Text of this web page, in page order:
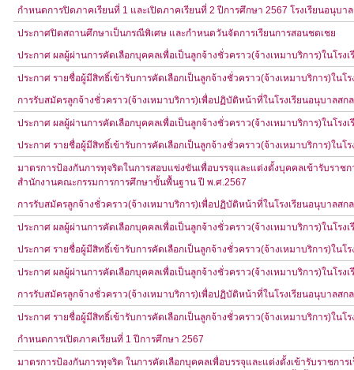
กำหนดการปิดภาคเรียนที่ 1 และเปิดภาคเรียนที่ 2 ปีการศึกษา 2567 โรงเรียนอนุบา
ประกาศปิดสถานศึกษาเป็นกรณีพิเศษ และกำหนดวันจัดการเรียนการสอนชดเชย
ประกาศ ผลผู้ผ่านการคัดเลือกบุคคลเพื่อเป็นลูกจ้างชั่วคราว(จ้างเหมาบริการ)ในโรง
ประกาศ รายชื่อผู้มีสิทธิ์เข้ารับการคัดเลือกเป็นลูกจ้างชั่วคราว(จ้างเหมาบริการ)ในโ
การรับสมัครลูกจ้างชั่วคราว(จ้างเหมาบริการ)เพื่อปฏิบัติหน้าที่ในโรงเรียนอนุบาลสก
ประกาศ ผลผู้ผ่านการคัดเลือกบุคคลเพื่อเป็นลูกจ้างชั่วคราว(จ้างเหมาบริการ)ในโรง
ประกาศ รายชื่อผู้มีสิทธิ์เข้ารับการคัดเลือกเป็นลูกจ้างชั่วคราว(จ้างเหมาบริการ)ในโ
มาตรการป้องกันการทุจริตในการสอบแข่งขันเพื่อบรรจุและแต่งตั้งบุคคลเข้ารับรา
สำนักงานคณะกรรมการการศึกษาขั้นพื้นฐาน ปี พ.ศ.2567
การรับสมัครลูกจ้างชั่วคราว(จ้างเหมาบริการ)เพื่อปฏิบัติหน้าที่ในโรงเรียนอนุบาลสก
ประกาศ ผลผู้ผ่านการคัดเลือกบุคคลเพื่อเป็นลูกจ้างชั่วคราว(จ้างเหมาบริการ)ในโรง
ประกาศ รายชื่อผู้มีสิทธิ์เข้ารับการคัดเลือกเป็นลูกจ้างชั่วคราว(จ้างเหมาบริการ)ในโ
ประกาศ ผลผู้ผ่านการคัดเลือกบุคคลเพื่อเป็นลูกจ้างชั่วคราว(จ้างเหมาบริการ)ในโรง
การรับสมัครลูกจ้างชั่วคราว(จ้างเหมาบริการ)เพื่อปฏิบัติหน้าที่ในโรงเรียนอนุบาลสก
ประกาศ รายชื่อผู้มีสิทธิ์เข้ารับการคัดเลือกเป็นลูกจ้างชั่วคราว(จ้างเหมาบริการ)ในโ
กำหนดการเปิดภาคเรียนที่ 1 ปีการศึกษา 2567
มาตรการป้องกันการทุจริต ในการคัดเลือกบุคคลเพื่อบรรจุและแต่งตั้งเข้ารับราชก